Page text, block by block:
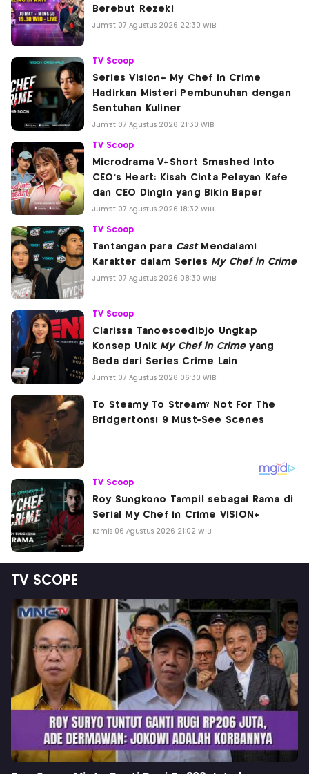
Berebut Rezeki
Jum'at 07 Agustus 2026 22:30 WIB
TV Scoop
Series Vision+ My Chef in Crime
Hadirkan Misteri Pembunuhan dengan
Sentuhan Kuliner
Jum'at 07 Agustus 2026 21:30 WIB
TV Scoop
Microdrama V+Short Smashed Into
CEO's Heart: Kisah Cinta Pelayan Kafe
dan CEO Dingin yang Bikin Baper
Jum'at 07 Agustus 2026 18:32 WIB
TV Scoop
Tantangan para CastMendalami
Karakter dalam Series My Chef in Crime
Jum'at 07 Agustus 2026 08:30 WIB
TV Scoop
Clarissa Tanoesoedibjo Ungkap
Konsep Unik My Chef in Crimeyang
Beda dari Series Crime Lain
Jum'at 07 Agustus 2026 06:30 WIB
TV Scoop
Roy Sungkono Tampil sebagai Rama di
Serial My Chef in Crime VISION+
Kamis 06 Agustus 2026 21:02 WIB
TV SCOPE